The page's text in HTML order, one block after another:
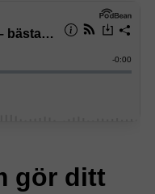
gör ditt